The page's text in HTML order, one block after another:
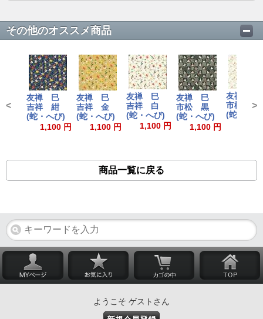
その他のオススメ商品
友禅 巳
吉祥 紺
(蛇・へび)
1,100 円
友禅 巳
吉祥 金
(蛇・へび)
1,100 円
友禅 巳
吉祥 白
(蛇・へび)
1,100 円
友禅 巳
市松 黒
(蛇・へび)
1,100 円
友禅
市松
(蛇・へ
< >
商品一覧に戻る
ようこそ ゲストさん